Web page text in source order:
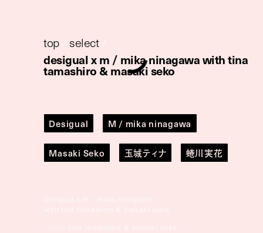
top/ select/
desigual x m / mika ninagawa with tina
tamashiro & masaki seko
Desigual M / mika ninagawa
Masaki Seko 玉城ティナ 蜷川実花